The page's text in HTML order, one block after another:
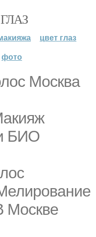
цвет глаз
фото
Москва
БИО
Москве